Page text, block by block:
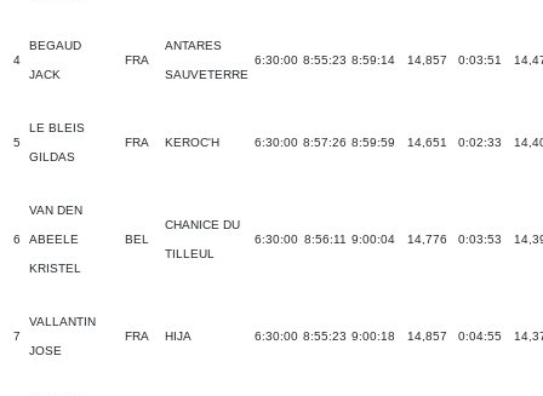
4
BEGAUD
JACK
FRA
ANTARES
SAUVETERRE
6:30:00 8:55:23 8:59:14 14,857 0:03:51
5
LE BLEIS
GILDAS
FRA KEROC'H 6:30:00 8:57:26 8:59:59 14,651 0:02:33
6
VAN DEN
ABEELE
KRISTEL
BEL
CHANICE DU
TILLEUL
6:30:00 8:56:11 9:00:04 14,776 0:03:53
7
VALLANTIN
JOSE
FRA HIJA 6:30:00 8:55:23 9:00:18 14,857 0:04:55